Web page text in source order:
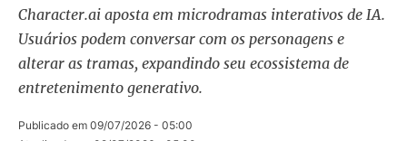
Character.ai aposta em microdramas interativos de IA.
Usuários podem conversar com os personagens e
alterar as tramas, expandindo seu ecossistema de
entretenimento generativo.
Publicado em 09/07/2026 - 05:00